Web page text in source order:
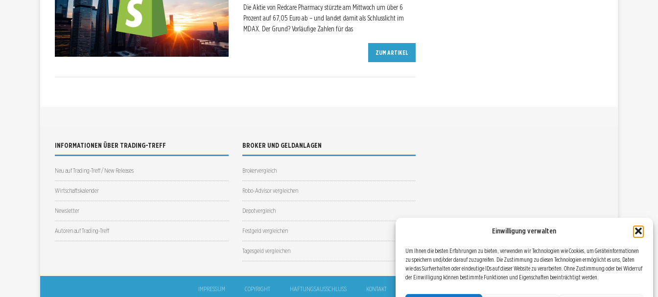
Einwilligung verwalten
Um Ihnen die besten Erfahrungen zu bieten, verwenden wir Technologien wie Cookies, um Geräteinformationen
zu speichern und/oder darauf zuzugreifen. Die Zustimmung zu diesen Technologien ermöglicht es uns, Daten
wie das Surfverhalten oder eindeutige IDs auf dieser Website zu verarbeiten. Ohne Zustimmung oder bei Widerruf
der Einwilligung können bestimmte Funktionen und Eigenschaften beeinträchtigt werden.
Die Aktie von Redcare Pharmacy stürzte am Mittwoch um über 6
Prozent auf 67,05 Euro ab – und landet damit als Schlusslicht im
MDAX. Der Grund? Vorläufige Zahlen für das
ZUM ARTIKEL
INFORMATIONEN ÜBER TRADING-TREFF
Neu auf Trading-Treff / New Releases
Wirtschaftskalender
Newsletter
Autoren auf Trading-Treff
BROKER UND GELDANLAGEN
Brokervergleich
Robo-Advisor vergleichen
Depotvergleich
Festgeld vergleichen
Tagesgeld vergleichen
IMPRESSUM COPYRIGHT HAFTUNGSAUSSCHLUSS KONTAKT